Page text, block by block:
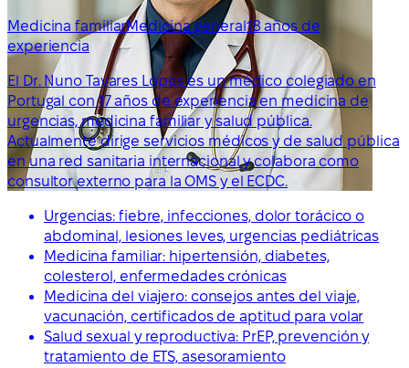
Medicina familiarMedicina general18 años de
experiencia
El Dr. Nuno Tavares Lopes es un médico colegiado en
Portugal con 17 años de experiencia en medicina de
urgencias, medicina familiar y salud pública.
Actualmente dirige servicios médicos y de salud pública
en una red sanitaria internacional y colabora como
consultor externo para la OMS y el ECDC.
Urgencias: fiebre, infecciones, dolor torácico o
abdominal, lesiones leves, urgencias pediátricas
Medicina familiar: hipertensión, diabetes,
colesterol, enfermedades crónicas
Medicina del viajero: consejos antes del viaje,
vacunación, certificados de aptitud para volar
Salud sexual y reproductiva: PrEP, prevención y
tratamiento de ETS, asesoramiento